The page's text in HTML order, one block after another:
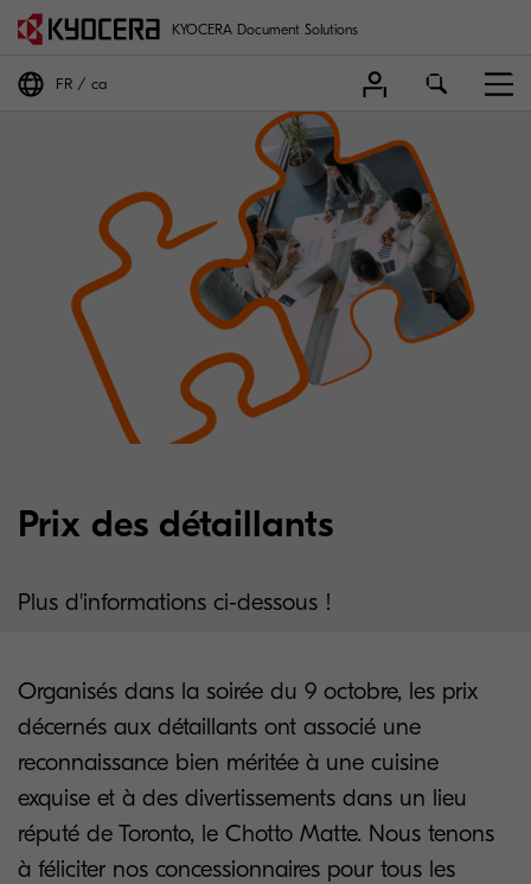
KYOCERA Document Solutions
FR ca
Prix des détaillants
Plus d'informations ci-dessous !
Organisés dans la soirée du 9 octobre, les prix
décernés aux détaillants ont associé une
reconnaissance bien méritée à une cuisine
exquise et à des divertissements dans un lieu
réputé de Toronto, le Chotto Matte. Nous tenons
à féliciter nos concessionnaires pour tous les